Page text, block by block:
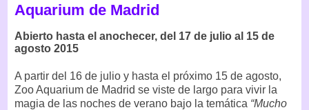
Aquarium de Madrid
Abierto hasta el anochecer, del 17 de julio al 15 de
agosto 2015
A partir del 16 de julio y hasta el próximo 15 de agosto,
Zoo Aquarium de Madrid se viste de largo para vivir la
magia de las noches de verano bajo la temática “Mucho